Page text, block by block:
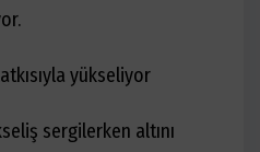
yükseliyor
sergilerken altını